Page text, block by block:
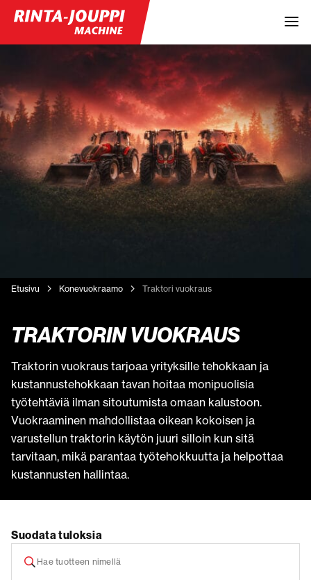
Etusivu Konevuokraamo Traktori vuokraus
TRAKTORIN VUOKRAUS
Traktorin vuokraus tarjoaa yrityksille tehokkaan ja
kustannustehokkaan tavan hoitaa monipuolisia
työtehtäviä ilman sitoutumista omaan kalustoon.
Vuokraaminen mahdollistaa oikean kokoisen ja
varustellun traktorin käytön juuri silloin kun sitä
tarvitaan, mikä parantaa työtehokkuutta ja helpottaa
kustannusten hallintaa.
Suodata tuloksia